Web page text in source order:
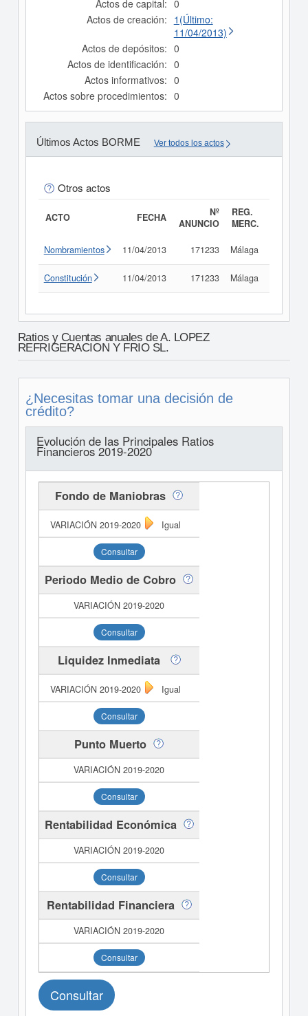
Actos de capital: 0
Actos de creación: 1(Último:
11/04/2013)
Actos de depósitos: 0
Actos de identificación: 0
Actos informativos: 0
Actos sobre procedimientos: 0
Últimos Actos BORME Ver todos los actos
Otros actos
ACTO FECHA
Nº
ANUNCIO
REG.
MERC.
Nombramientos 11/04/2013 171233 Málaga
Constitución 11/04/2013 171233 Málaga
Ratios y Cuentas anuales de A. LOPEZ
REFRIGERACION Y FRIO SL.
¿Necesitas tomar una decisión de
crédito?
Evolución de las Principales Ratios
Financieros 2019-2020
Fondo de Maniobras
Igual
Consultar
Periodo Medio de Cobro
Consultar
Liquidez Inmediata
Igual
Consultar
Punto Muerto
Consultar
Rentabilidad Económica
Consultar
Rentabilidad Financiera
Consultar
Consultar